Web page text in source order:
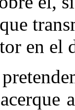
en el